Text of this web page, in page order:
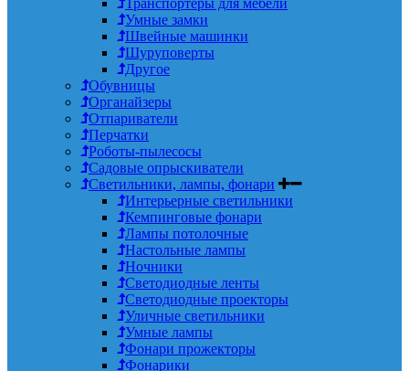
Умные замки
Швейные машинки
Шуруповерты
Другое
Обувницы
Органайзеры
Отпариватели
Перчатки
Роботы-пылесосы
Садовые опрыскиватели
Светильники, лампы, фонари
Интерьерные светильники
Кемпинговые фонари
Лампы потолочные
Настольные лампы
Ночники
Светодиодные ленты
Светодиодные проекторы
Уличные светильники
Умные лампы
Фонари прожекторы
Фонарики